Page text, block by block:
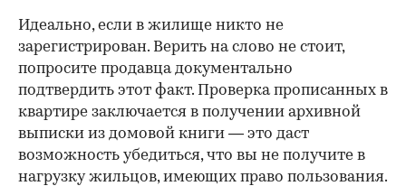
Идеально, если в жилище никто не
зарегистрирован. Верить на слово не стоит,
попросите продавца документально
подтвердить этот факт. Проверка прописанных в
квартире заключается в получении архивной
выписки из домовой книги — это даст
возможность убедиться, что вы не получите в
нагрузку жильцов, имеющих право пользования.